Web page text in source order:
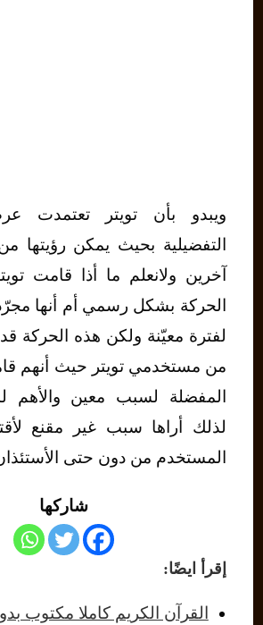
ويبدو بأن تويتر تعتمدت
التفضيلية بحيث يمكن
آخرين ولانعلم ما أذا قامت
الحركة بشكل رسمي أم أنها
لفترة معيّنة ولكن هذه الحركة قد
من مستخدمي تويتر حيث أنهم
المفضلة لسبب معين
لذلك أراها سبب غير مقنع
المستخدم من دون حتى
شاركها
إقرأ ايضًا:
القرآن الكريم كاملا مكتوب